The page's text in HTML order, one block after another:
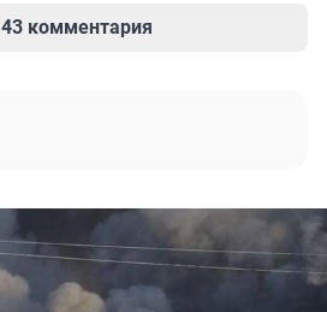
43 комментария